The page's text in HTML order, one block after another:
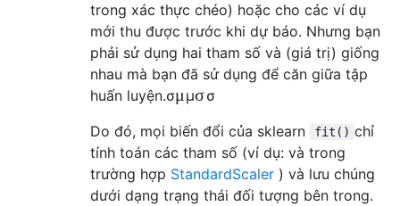
trong xác thực chéo) hoặc cho các ví dụ
mới thu được trước khi dự báo. Nhưng bạn
phải sử dụng hai tham số và (giá trị) giống
nhau mà bạn đã sử dụng để căn giữa tập
huấn luyện.σμμσσ
Do đó, mọi biến đổi của sklearn
fit() chỉ
tính toán các tham số (ví dụ: và trong
trường hợp StandardScaler ) và lưu chúng
dưới dạng trạng thái đối tượng bên trong.